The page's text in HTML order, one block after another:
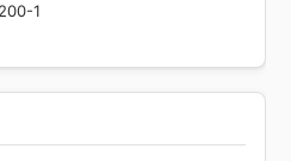
1